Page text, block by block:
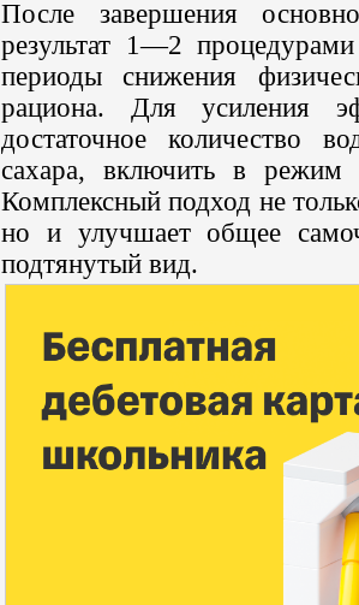
После завершения
результат 1—2
периоды снижения
рациона. Для усиления
достаточное количество
сахара, включить в режим
Комплексный подход не
но и улучшает общее
подтянутый вид.